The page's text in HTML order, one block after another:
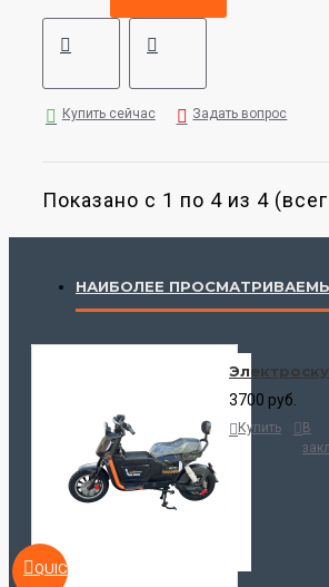
Купить сейчас Задать вопрос
Показано с 1 по 4 из 4
НАИБОЛЕЕ
QUICKVIEW
3700 руб.
Купить
В